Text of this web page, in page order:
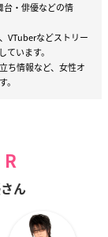
台・俳優などの情
VTuberなどストリー
います。
ち情報など、女性オ
ん